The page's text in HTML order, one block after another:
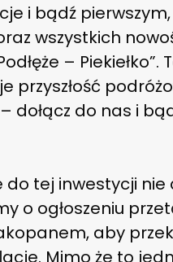
i bądź
wszystkich
– Piekiełko”.
przyszłość
dołącz do nas i
do tej inwestycji nie
o ogłoszeniu
aby
Mimo że to